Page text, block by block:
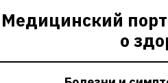
Медицинский
о